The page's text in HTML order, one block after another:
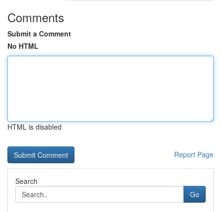
Comments
Submit a Comment
No HTML
HTML is disabled
Report Page
Search
Go